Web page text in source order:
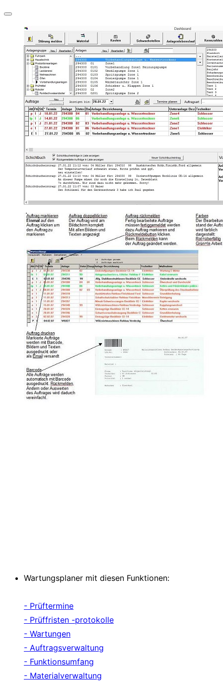
umschalten
Wartungsplaner mit diesen Funktionen:
- Prüftermine
- Prüffristen -protokolle
- Wartungen
- Auftragsverwaltung
- Funktionsumfang
- Materialverwaltung